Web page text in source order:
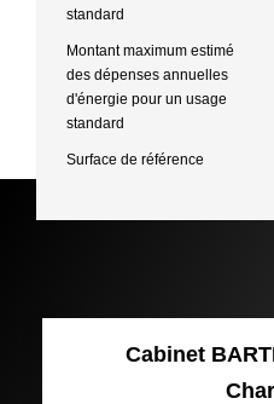
standard
Montant maximum estimé
des dépenses annuelles
d'énergie pour un usage
standard
Surface de référence
Cabinet